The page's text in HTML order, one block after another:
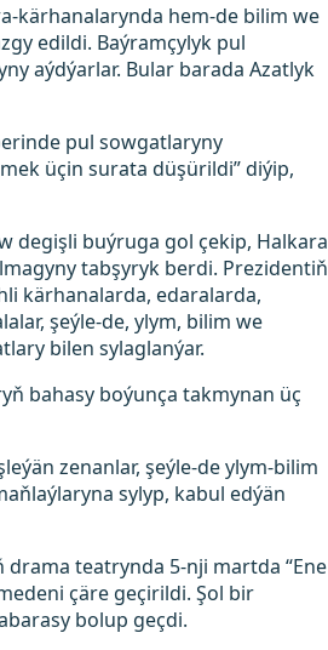
kärhanalarynda hem-de bilim we
edildi. Baýramçylyk pul
aýdýarlar. Bular barada Azatlyk
pul sowgatlaryny
üçin surata düşürildi” diýip,
degişli buýruga gol çekip, Halkara
tabşyryk berdi. Prezidentiň
kärhanalarda, edaralarda,
şeýle-de, ylym, bilim we
bilen sylaglanýar.
bahasy boýunça takmynan üç
zenanlar, şeýle-de ylym-bilim
sylyp, kabul edýän
teatrynda 5-nji martda “Ene
çäre geçirildi. Şol bir
bolup geçdi.